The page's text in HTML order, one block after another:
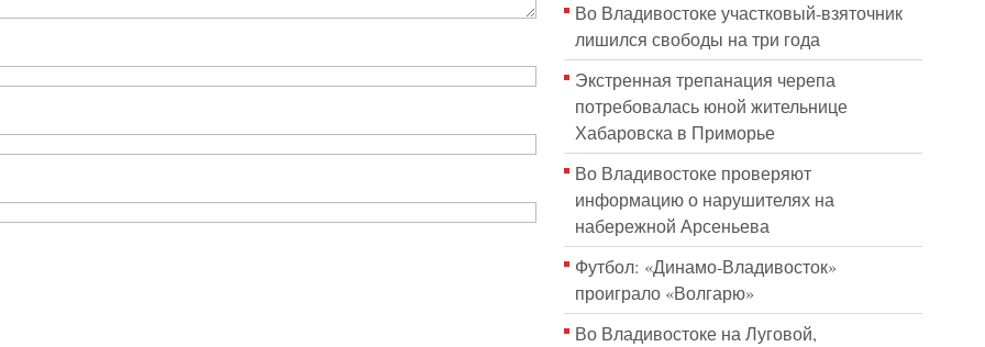
Во Владивостоке участковый-взяточник
лишился свободы на три года
Экстренная трепанация черепа
потребовалась юной жительнице
Хабаровска в Приморье
Во Владивостоке проверяют
информацию о нарушителях на
набережной Арсеньева
Футбол: «Динамо-Владивосток»
проиграло «Волгарю»
Во Владивостоке на Луговой,